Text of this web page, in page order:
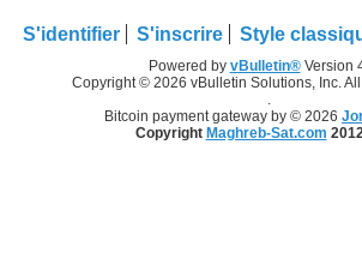
S'identifier S'inscrire Style
Powered by vBulletin®Version
Copyright © 2026 vBulletin Solutions, Inc.
.
Bitcoin payment gateway by © 2026
Copyright Maghreb-Sat.com